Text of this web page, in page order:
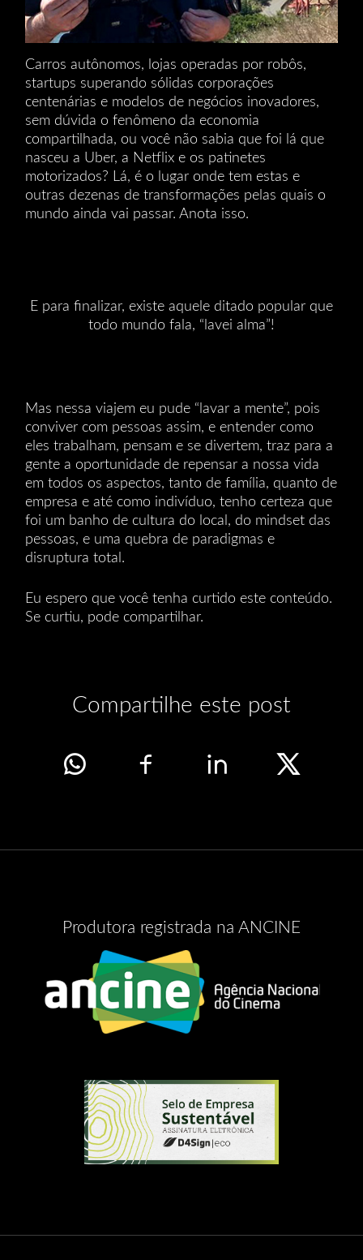
Carros autônomos, lojas operadas por robôs,
startups superando sólidas corporações
centenárias e modelos de negócios inovadores,
sem dúvida o fenômeno da economia
compartilhada, ou você não sabia que foi lá que
nasceu a Uber, a Netflix e os patinetes
motorizados? Lá, é o lugar onde tem estas e
outras dezenas de transformações pelas quais o
mundo ainda vai passar. Anota isso.
E para finalizar, existe aquele ditado popular que
todo mundo fala, “lavei alma”!
Mas nessa viajem eu pude “lavar a mente”, pois
conviver com pessoas assim, e entender como
eles trabalham, pensam e se divertem, traz para a
gente a oportunidade de repensar a nossa vida
em todos os aspectos, tanto de família, quanto de
empresa e até como indivíduo, tenho certeza que
foi um banho de cultura do local, do mindset das
pessoas, e uma quebra de paradigmas e
disruptura total.
Eu espero que você tenha curtido este conteúdo.
Se curtiu, pode compartilhar.
Compartilhe este post
Produtora registrada na ANCINE